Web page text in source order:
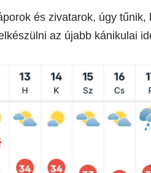
és zivatarok, úgy tűnik,
az újabb kánikulai